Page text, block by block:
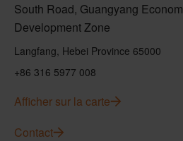
South Road, Guangyang
Development Zone
Langfang, Hebei Province 65000
+86 316 5977 008
Afficher sur la carte
Contact